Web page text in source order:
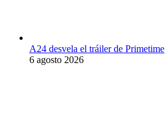
A24 desvela el tráiler de Primetime
6 agosto 2026